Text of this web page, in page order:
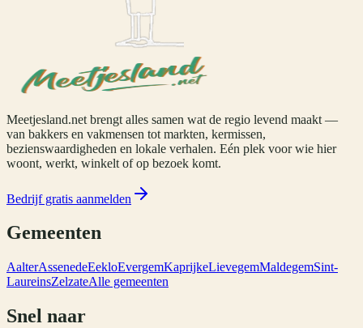
Meetjesland.net brengt alles samen wat de regio levend maakt —
van bakkers en vakmensen tot markten, kermissen,
bezienswaardigheden en lokale verhalen. Eén plek voor wie hier
woont, werkt, winkelt of op bezoek komt.
Bedrijf gratis aanmelden
Gemeenten
AalterAssenedeEekloEvergemKaprijkeLievegemMaldegemSint-
LaureinsZelzateAlle gemeenten
Snel naar